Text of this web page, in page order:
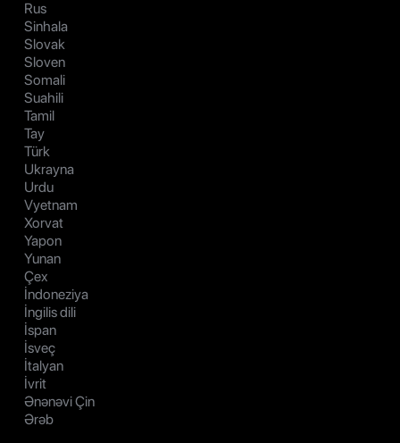
Rus
Sinhala
Slovak
Sloven
Somali
Suahili
Tamil
Tay
Türk
Ukrayna
Urdu
Vyetnam
Xorvat
Yapon
Yunan
Çex
İndoneziya
İngilis dili
İspan
İsveç
İtalyan
İvrit
Ənənəvi Çin
Ərəb